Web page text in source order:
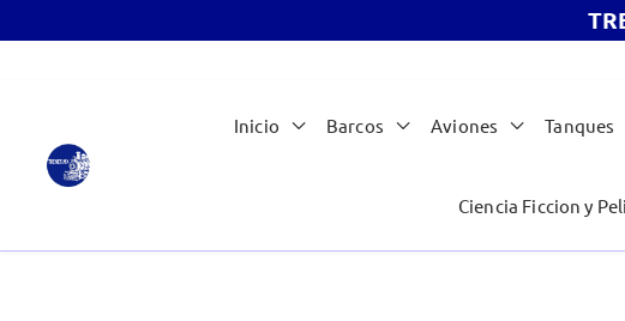
contenido
Inicio Barcos Aviones Tanques
Ciencia Ficcion y